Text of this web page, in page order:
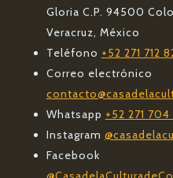
Gloria C.P. 94500
Veracruz, México
Teléfono +52 271 712
Correo electrónico
Whatsapp +52 271 704
Instagram
Facebook